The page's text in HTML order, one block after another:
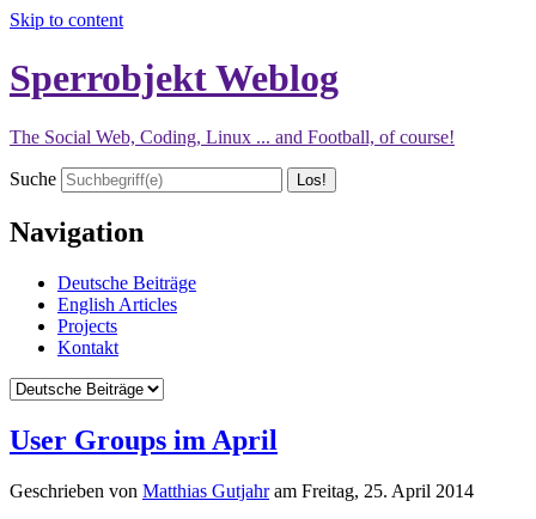
Skip to content
Sperrobjekt Weblog
The Social Web, Coding, Linux ... and Football, of course!
Suche
Navigation
Deutsche Beiträge
English Articles
Projects
Kontakt
User Groups im April
Geschrieben von Matthias Gutjahram Freitag, 25. April 2014